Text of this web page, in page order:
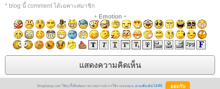
* blog นี้ comment ได้เฉพาะสมาชิก
+ Emotion+
BlogGang.com ใช้คุกกี้เพื่อพัฒนาประสบการณ์การใช้งานของคุณ อ่านเพิ่มเติมได้ที่นี่